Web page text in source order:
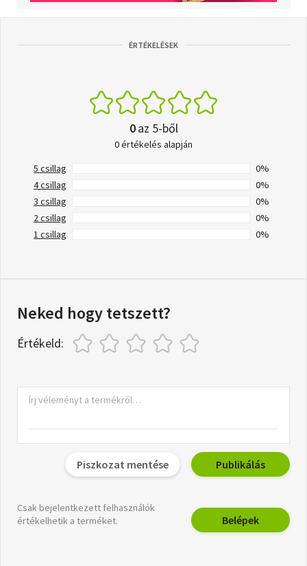
ÉRTÉKELÉSEK
0az 5-ből
0 értékelés alapján
5 csillag
0%
4 csillag
0%
3 csillag
0%
2 csillag
0%
1 csillag
0%
Neked hogy tetszett?
Értékeld:
Piszkozat mentése Publikálás
Csak bejelentkezett felhasználók
értékelhetik a terméket.
Belépek